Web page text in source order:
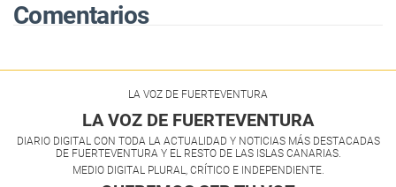
Comentarios
LA VOZ DE FUERTEVENTURA
LA VOZ DE FUERTEVENTURA
DIARIO DIGITAL CON TODA LA ACTUALIDAD Y NOTICIAS MÁS DESTACADAS
DE FUERTEVENTURA Y EL RESTO DE LAS ISLAS CANARIAS.
MEDIO DIGITAL PLURAL, CRÍTICO E INDEPENDIENTE.